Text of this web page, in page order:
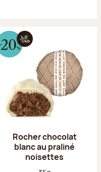
Rocher chocolat
blanc au praliné
noisettes